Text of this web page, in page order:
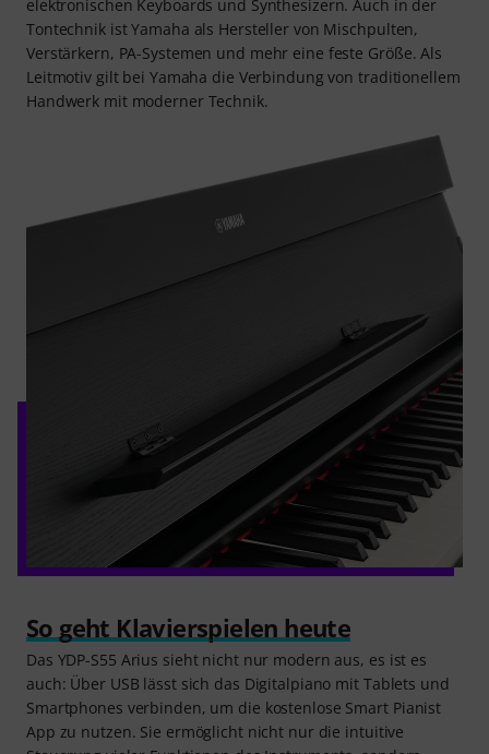
elektronischen Keyboards und Synthesizern. Auch in der
Tontechnik ist Yamaha als Hersteller von Mischpulten,
Verstärkern, PA-Systemen und mehr eine feste Größe. Als
Leitmotiv gilt bei Yamaha die Verbindung von traditionellem
Handwerk mit moderner Technik.
So geht Klavierspielen heute
Das YDP-S55 Arius sieht nicht nur modern aus, es ist es
auch: Über USB lässt sich das Digitalpiano mit Tablets und
Smartphones verbinden, um die kostenlose Smart Pianist
App zu nutzen. Sie ermöglicht nicht nur die intuitive